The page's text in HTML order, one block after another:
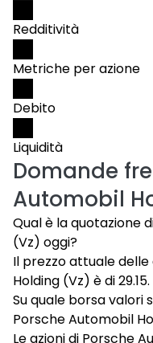
Redditività
Metriche per azione
Debito
Liquidità
Domande
Automobil
Qual è la quotazione
(Vz) oggi?
Il prezzo attuale
Holding (Vz) è di 29.15.
Su quale borsa valori
Porsche Automobil
Le azioni di Porsche